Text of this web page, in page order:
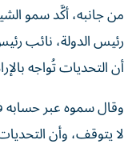
من جانبه، أكَّد سمو
رئيس الدولة، نائب
أن التحديات تُواجه
وقال سموه عبر
لا يتوقف، وأن